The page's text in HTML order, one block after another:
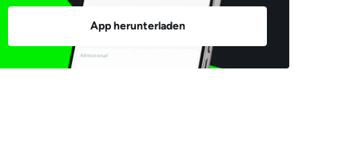
App herunterladen